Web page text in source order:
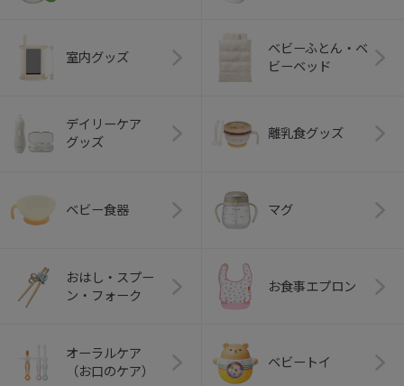
室内グッズ
ベビーふとん・ベ
ビーベッド
デイリーケア
グッズ
離乳食グッズ
ベビー食器 マグ
おはし・スプー
ン・フォーク
お食事エプロン
オーラルケア
（お口のケア）
ベビートイ